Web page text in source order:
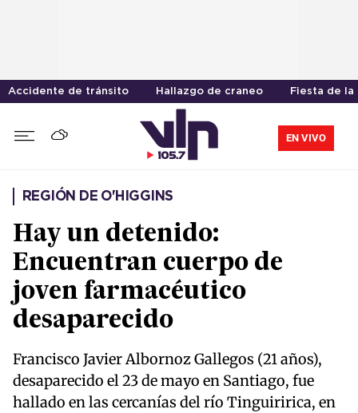
Accidente de tránsito Hallazgo de craneo Fiesta de la
EN VIVO
REGIÓN DE O'HIGGINS
Hay un detenido:
Encuentran cuerpo de
joven farmacéutico
desaparecido
Francisco Javier Albornoz Gallegos (21 años),
desaparecido el 23 de mayo en Santiago, fue
hallado en las cercanías del río Tinguiririca, en